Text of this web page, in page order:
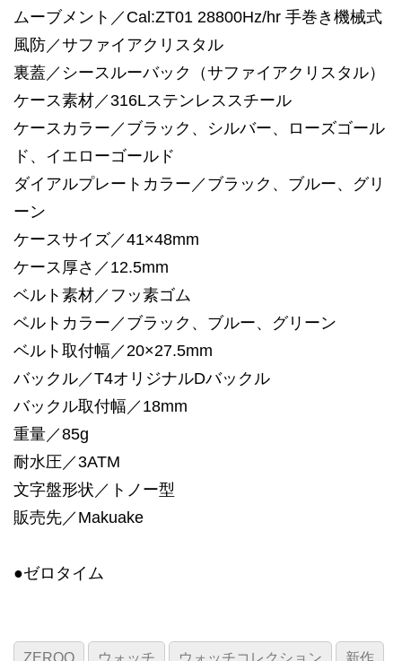
ムーブメント／Cal:ZT01 28800Hz/hr 手巻き機械式
風防／サファイアクリスタル
裏蓋／シースルーバック（サファイアクリスタル）
ケース素材／316Lステンレススチール
ケースカラー／ブラック、シルバー、ローズゴール
ド、イエローゴールド
ダイアルプレートカラー／ブラック、ブルー、グリ
ーン
ケースサイズ／41×48mm
ケース厚さ／12.5mm
ベルト素材／フッ素ゴム
ベルトカラー／ブラック、ブルー、グリーン
ベルト取付幅／20×27.5mm
バックル／T4オリジナルDバックル
バックル取付幅／18mm
重量／85g
耐水圧／3ATM
文字盤形状／トノー型
販売先／Makuake
●ゼロタイム